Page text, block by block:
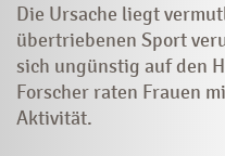
Die Ursache liegt
übertriebenen Sport
sich ungünstig auf den
Forscher raten Frauen
Aktivität.